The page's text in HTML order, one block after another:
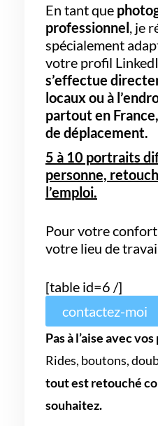
En tant que
professionnel , je
spécialement
votre profil
s’effectue
locaux ou à
partout en France,
de déplacement.
5 à 10 portraits
personne,
l’emploi.
Pour votre
votre lieu de
[table id=6 /]
contactez-moi
Pas à l’aise avec
Rides, boutons,
tout est retouché
souhaitez.